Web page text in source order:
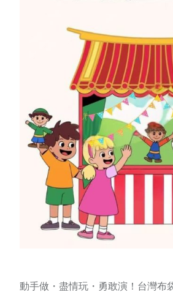
動手做・盡情玩・勇敢演！台灣